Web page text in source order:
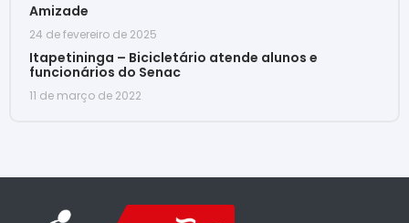
Amizade
24 de fevereiro de 2025
Itapetininga – Bicicletário atende alunos e
funcionários do Senac
11 de março de 2022